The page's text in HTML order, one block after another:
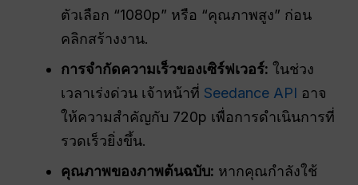
ตัวเลือก “1080p” หรือ “คุณภาพสูง” ก่อน
คลิกสร้างงาน.
การจำกัดความเร็วของเซิร์ฟเวอร์: ในช่วง
เวลาเร่งด่วน เจ้าหน้าที่ Seedance API อาจ
ให้ความสำคัญกับ 720p เพื่อการดำเนินการที่
รวดเร็วยิ่งขึ้น.
คุณภาพของภาพต้นฉบับ: หากคุณกำลังใช้